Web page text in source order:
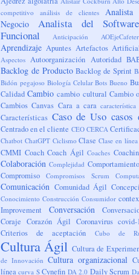
competitivo
análisis de clientes Analista
Negocio
Analista del Software
Funcional
Anticipación
Aprendizaje Apuntes Artefactos
Aspectos Autoorganización Autoridad
Backlog de Producto Backlog de Sprint
Bidón pegajoso Biología Celular Bots Bueno
Calidad Cambio cambio cultural Cambio
Cambios Canvas Cara a cara
Características Caso de Uso casos
Centrado en el cliente CEO CERCA
Chatbot ChatGPT Ciclismo Clase Clase en línea
CMMI Coach Coach Ágil Coaches
Colaboración Complejidad
Compromiso Compromisos Scrum
Comunicación Comunidad Ágil
Conocimiento Construcción Consumidor
Improvement
Conversación
Coraje Corazón Ágil Coronavirus covid-
Criterios de aceptación Cubo de
Cultura Ágil Cultura de
de Innovación Cultura organizacional
línea curva S Cynefin DA 2.0 Daily Scrum